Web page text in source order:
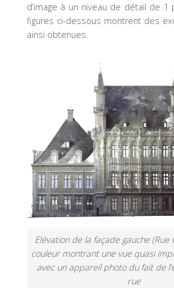
d’image à un niveau de détail de 1
figures ci-dessous montrent des
ainsi obtenues.
Elévation de la façade gauche (Rue
couleur montrant une vue quasi
avec un appareil photo du fait de
rue